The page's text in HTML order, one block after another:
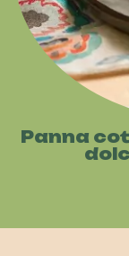
Panna